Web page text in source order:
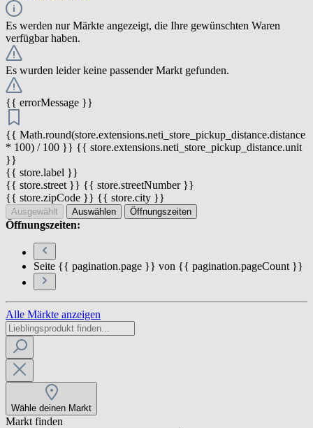
Es werden nur Märkte angezeigt, die Ihre gewünschten Waren
verfügbar haben.
Es wurden leider keine passender Markt gefunden.
{{ errorMessage }}
{{ Math.round(store.extensions.neti_store_pickup_distance.distance
* 100) / 100 }} {{ store.extensions.neti_store_pickup_distance.unit
}}
{{ store.label }}
{{ store.street }} {{ store.streetNumber }}
{{ store.zipCode }} {{ store.city }}
Ausgewählt Auswählen Öffnungszeiten
Öffnungszeiten:
Seite {{ pagination.page }} von {{ pagination.pageCount }}
Alle Märkte anzeigen
Wähle deinen Markt
Markt finden